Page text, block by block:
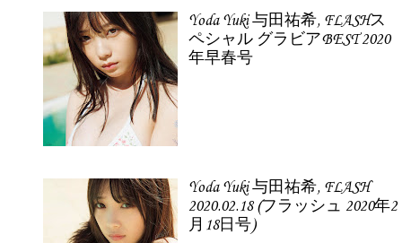
Yoda Yuki 与田祐希, FLASHス
ペシャル グラビアBEST 2020
年早春号
Yoda Yuki 与田祐希, FLASH
2020.02.18 (フラッシュ 2020年2
月18日号)